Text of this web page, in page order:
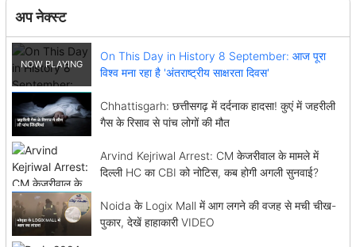
अप नेक्स्ट
On This Day in History 8 September: आज पूरा
विश्व मना रहा है 'अंतराष्ट्रीय साक्षरता दिवस'
Chhattisgarh: छत्तीसगढ़ में दर्दनाक हादसा! कुएं में जहरीली
गैस के रिसाव से पांच लोगों की मौत
Arvind Kejriwal Arrest: CM केजरीवाल के मामले में
दिल्ली HC का CBI को नोटिस, कब होगी अगली सुनवाई?
Noida के Logix Mall में आग लगने की वजह से मची चीख-
पुकार, देखें हाहाकारी VIDEO